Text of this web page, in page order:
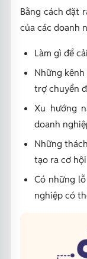
Bằng cách đặt
của các doanh
Làm gì để
Những
trợ chuyển
Xu hướng
doanh
Những
tạo ra cơ
Có những
nghiệp có